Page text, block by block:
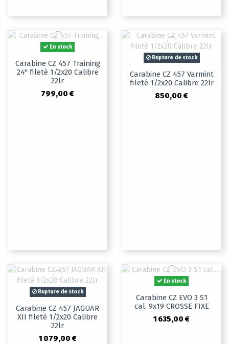
En stock
Carabine CZ 457 Training
24" fileté 1/2x20 Calibre
22lr
799,00 €
Rupture de stock
Carabine CZ 457 Varmint
fileté 1/2x20 Calibre 22lr
850,00 €
Rupture de stock
Carabine CZ 457 JAGUAR
XII fileté 1/2x20 Calibre
22lr
1 079,00 €
En stock
Carabine CZ EVO 3 S1
cal. 9x19 CROSSE FIXE
1 635,00 €